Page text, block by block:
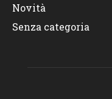
Novità
Senza categoria